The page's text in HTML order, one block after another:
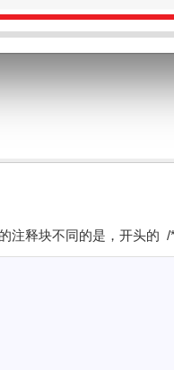
注释块不同的是，开头的